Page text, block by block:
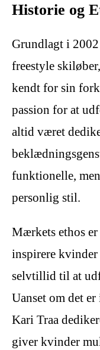
Historie og
Grundlagt i
freestyle
kendt for sin
passion for at
altid været
funktionelle,
personlig stil.
Mærkets ethos
inspirere
selvtillid til at
Uanset om det
Kari Traa
giver kvinder